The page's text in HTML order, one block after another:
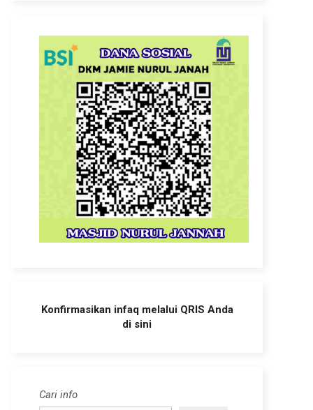
Konfirmasikan infaq melalui QRIS Anda
di sini
Cari info